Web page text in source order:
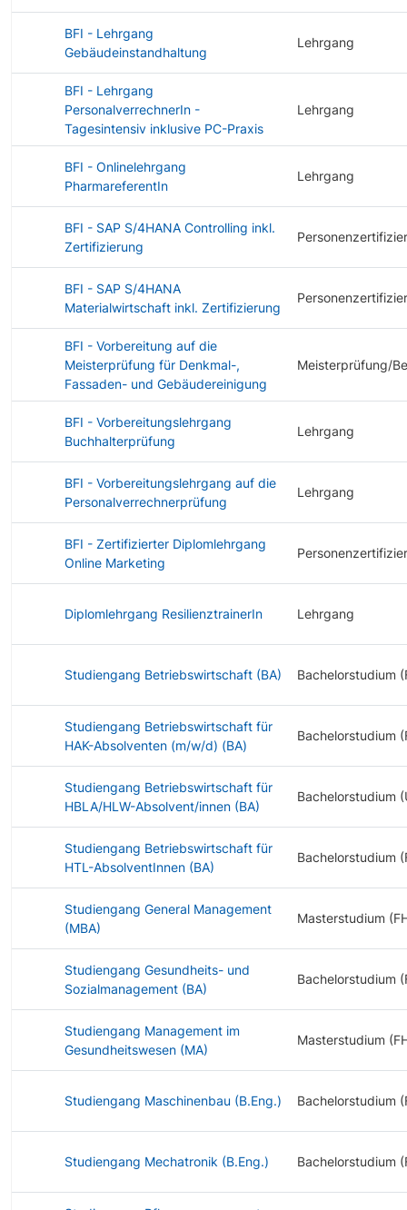
BFI - Lehrgang
Gebäudeinstandhaltung
Lehrgang
BFI - Lehrgang
PersonalverrechnerIn -
Tagesintensiv inklusive PC-Praxis
Lehrgang
BFI - Onlinelehrgang
PharmareferentIn
Lehrgang
BFI - SAP S/4HANA Controlling inkl.
Zertifizierung
BFI - SAP S/4HANA
Materialwirtschaft inkl. Zertifizierung
BFI - Vorbereitung auf die
Meisterprüfung für Denkmal-,
Fassaden- und Gebäudereinigung
Meisterprüfung/
BFI - Vorbereitungslehrgang
Buchhalterprüfung
Lehrgang
BFI - Vorbereitungslehrgang auf die
Personalverrechnerprüfung
Lehrgang
BFI - Zertifizierter Diplomlehrgang
Online Marketing
Diplomlehrgang ResilienztrainerIn Lehrgang
Studiengang Betriebswirtschaft (BA) Bachelorstudium
Studiengang Betriebswirtschaft für
HAK-Absolventen (m/w/d) (BA)
Bachelorstudium
Studiengang Betriebswirtschaft für
HBLA/HLW-Absolvent/innen (BA)
Bachelorstudium
Studiengang Betriebswirtschaft für
HTL-AbsolventInnen (BA)
Bachelorstudium
Studiengang General Management
(MBA)
Masterstudium
Studiengang Gesundheits- und
Sozialmanagement (BA)
Bachelorstudium
Studiengang Management im
Gesundheitswesen (MA)
Masterstudium
Studiengang Maschinenbau (B.Eng.) Bachelorstudium
Studiengang Mechatronik (B.Eng.) Bachelorstudium